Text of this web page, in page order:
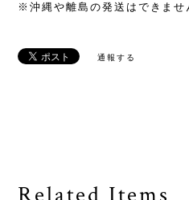
※沖縄や離島の発送はできませ
通報する